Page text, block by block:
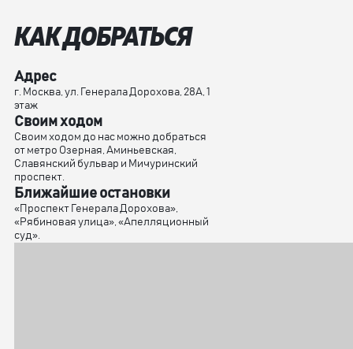
КАК ДОБРАТЬСЯ
Адрес
г. Москва, ул. Генерала Дорохова, 28А, 1
этаж
Своим ходом
Своим ходом до нас можно добраться
от метро Озерная, Аминьевская,
Славянский бульвар и Мичуринский
проспект.
Ближайшие остановки
«Проспект Генерала Дорохова»,
«Рябиновая улица», «Апелляционный
суд».